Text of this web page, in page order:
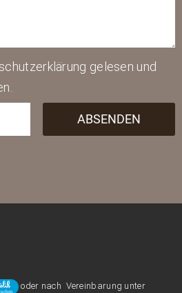
gelesen und
ABSENDEN
oder nach Vereinbarung unter